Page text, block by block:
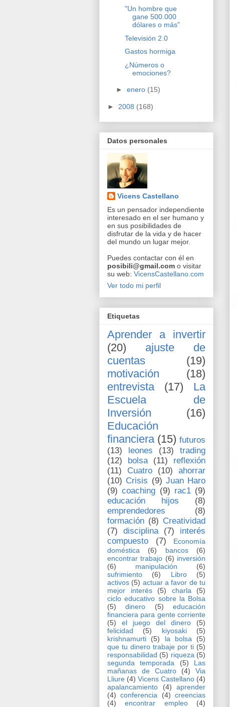
"Un hombre que
gane 500.000
dólares o más"
Televisión 2.0
Gastos hormiga
¿Números o
emociones?
► enero (15)
► 2008 (168)
Datos personales
Vicens Castellano
Es un pensador independiente
interesado en el ser humano y
en sus posibilidades de
disfrutar de la vida y de hacer
del mundo un lugar mejor.
Puedes contactar con él en
posibili@gmail.com o visitar
su web: VicensCastellano.com
Ver todo mi perfil
Etiquetas
Aprender a invertir
(20)
ajuste de
cuentas
(19)
motivación
(18)
entrevista
(17)
La
Escuela de
Inversión
(16)
Educación
financiera (15) futuros
(13)
leones (13)
trading
(12)
bolsa (11)
reflexión
(11)
Cuatro (10)
ahorrar
(10) Crisis (9) Juan Haro
(9) coaching (9) rac1 (9)
educación hijos
(8)
emprendedores
(8)
formación (8) Creatividad
(7)
disciplina (7)
interés
compuesto
(7)
Economía
doméstica
(6) bancos
(6)
encontrar trabajo (6) inversión
(6)
manipulación
(6)
sufrimiento
(6) Libro
(5)
activos (5) actuar a favor de tu
mejor interés
(5) charla
(5)
ciclo educativo sobre la Bolsa
(5)
dinero (5)
educación
financiera para gente corriente
(5)
el juego del dinero
(5)
felicidad
(5) kiyosaki
(5)
krishnamurti
(5) la bolsa
(5)
que tu dinero trabaje por ti (5)
responsabilidad (5) riqueza (5)
segunda temporada
(5)
Las
mañanas de Cuatro
(4)
Via
Lliure (4) Vicens Castellano (4)
apalancamiento
(4)
aprender
(4) conferencia (4) creencias
(4)
encontrar empleo (4)